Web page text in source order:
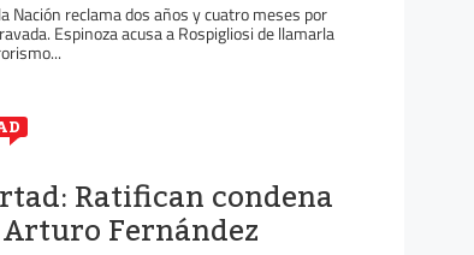
Nación reclama dos años y cuatro meses por
Espinoza acusa a Rospigliosi de llamarla
Ratifican condena
Fernández